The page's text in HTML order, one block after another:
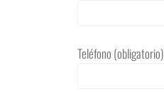
Teléfono (obligatorio)